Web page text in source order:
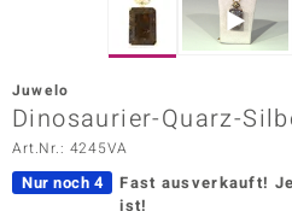
Vogue
Juwelo
Dinosaurier-Quarz-
Art.Nr.: 4245VA
Nur noch 4 Fast ausverkauft!
ist!